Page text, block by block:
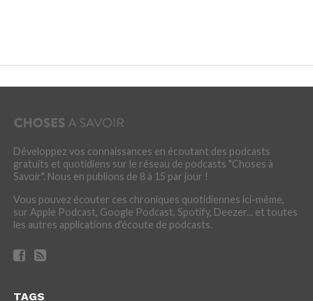
Développez vos connaissances en écoutant des podcasts
gratuits et quotidiens sur le réseau de podcasts "Choses à
Savoir". Nous en publions de 8 à 15 par jour !
Vous pouvez écouter ces chroniques quotidiennes ici-même,
sur Apple Podcast, Google Podcast, Spotify, Deezer... et toutes
les autres applications d'écoute de podcasts.
TAGS